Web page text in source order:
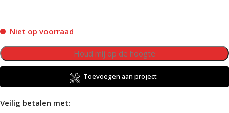
Niet op voorraad
Toevoegen aan project
Veilig betalen met: